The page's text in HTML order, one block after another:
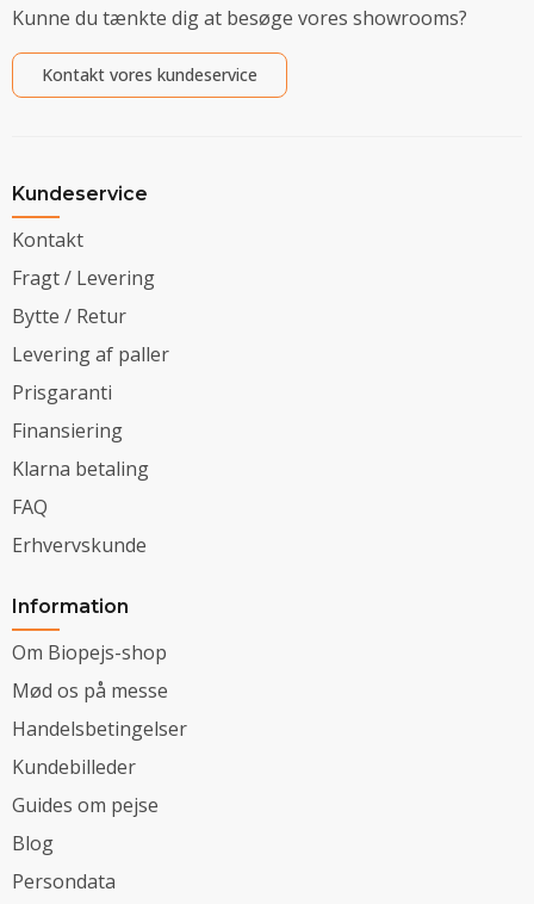
Kunne du tænkte dig at besøge vores showrooms?
Kontakt vores kundeservice
Kundeservice
Kontakt
Fragt / Levering
Bytte / Retur
Levering af paller
Prisgaranti
Finansiering
Klarna betaling
FAQ
Erhvervskunde
Information
Om Biopejs-shop
Mød os på messe
Handelsbetingelser
Kundebilleder
Guides om pejse
Blog
Persondata